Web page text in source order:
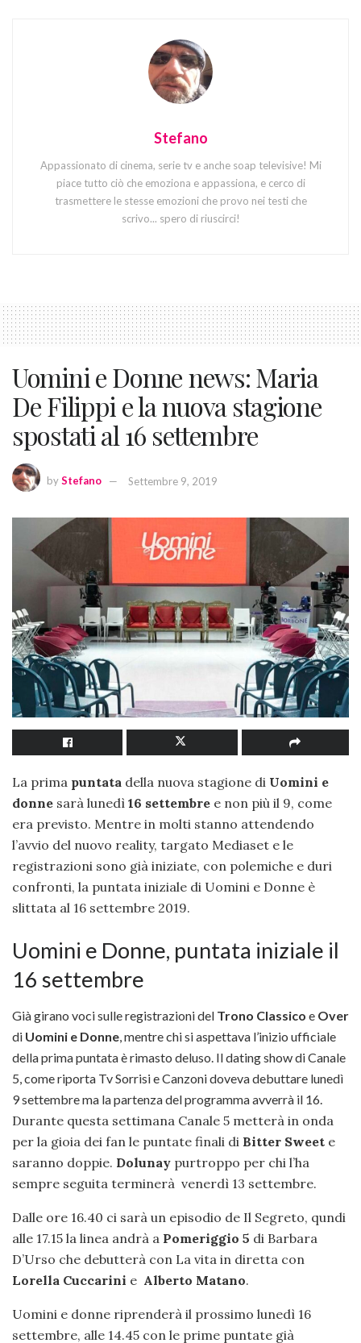
Stefano
Appassionato di cinema, serie tv e anche soap televisive! Mi
piace tutto ciò che emoziona e appassiona, e cerco di
trasmettere le stesse emozioni che provo nei testi che
scrivo... spero di riuscirci!
Uomini e Donne news: Maria
De Filippi e la nuova stagione
spostati al 16 settembre
byStefano Settembre 9, 2019
La prima puntata della nuova stagione di Uomini e
donne sarà lunedì 16 settembre e non più il 9, come
era previsto. Mentre in molti stanno attendendo
l’avvio del nuovo reality, targato Mediaset e le
registrazioni sono già iniziate, con polemiche e duri
confronti, la puntata iniziale di Uomini e Donne è
slittata al 16 settembre 2019.
Uomini e Donne, puntata iniziale il
16 settembre
Già girano voci sulle registrazioni del Trono Classico e Over
di Uomini e Donne, mentre chi si aspettava l’inizio ufficiale
della prima puntata è rimasto deluso. Il dating show di Canale
5, come riporta Tv Sorrisi e Canzoni doveva debuttare lunedì
9 settembre ma la partenza del programma avverrà il 16.
Durante questa settimana Canale 5 metterà in onda
per la gioia dei fan le puntate finali di Bitter Sweet e
saranno doppie. Dolunay purtroppo per chi l’ha
sempre seguita terminerà venerdì 13 settembre.
Dalle ore 16.40 ci sarà un episodio de Il Segreto, qundi
alle 17.15 la linea andrà a Pomeriggio 5 di Barbara
D’Urso che debutterà con La vita in diretta con
Lorella Cuccarini e Alberto Matano.
Uomini e donne riprenderà il prossimo lunedì 16
settembre, alle 14.45 con le prime puntate già